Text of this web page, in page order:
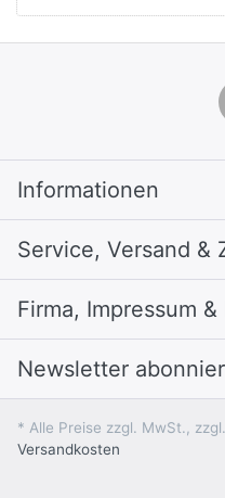
Informationen
Service, Versand &
Firma, Impressum
Newsletter
* Alle Preise zzgl. MwSt., zzgl.
Versandkosten